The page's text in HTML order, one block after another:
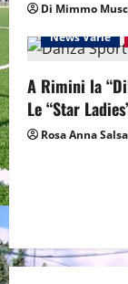
Di Mimmo
News Varie
A Rimini la
Le “Star
Rosa Anna Salsa